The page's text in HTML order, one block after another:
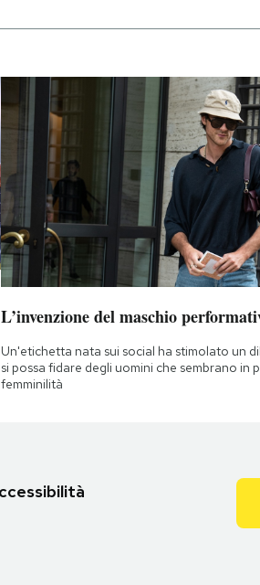
L’invenzione del maschio
Un'etichetta nata sui social ha stimolato un
si possa fidare degli uomini che sembrano in
femminilità